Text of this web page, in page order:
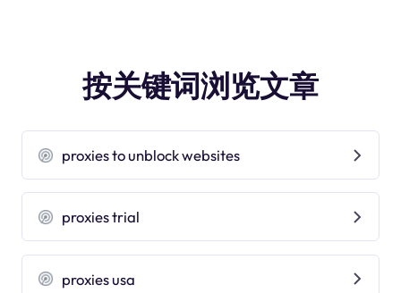
按关键词浏览文章
proxies to unblock websites
proxies trial
proxies usa